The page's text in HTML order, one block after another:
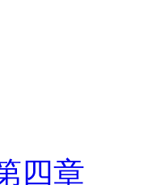
四章